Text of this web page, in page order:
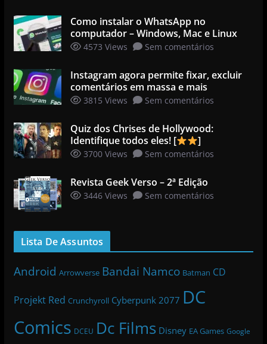
Como instalar o WhatsApp no
computador – Windows, Mac e Linux
4573 Views Sem comentários
Instagram agora permite fixar, excluir
comentários em massa e mais
3815 Views Sem comentários
Quiz dos Chrises de Hollywood:
Identifique todos eles! [
]
3700 Views Sem comentários
Revista Geek Verso – 2ª Edição
3446 Views Sem comentários
Lista De Assuntos
Android Arrowverse Bandai Namco Batman CD
Projekt Red Crunchyroll Cyberpunk 2077 DC
Comics DCEU Dc Films Disney EA Games Google